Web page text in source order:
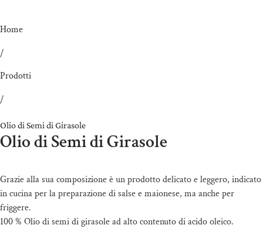
Home
/
Prodotti
/
Olio di Semi di Girasole
Olio di Semi di Girasole
Grazie alla sua composizione è un prodotto delicato e leggero, indicato
in cucina per la preparazione di salse e maionese, ma anche per
friggere.
100 % Olio di semi di girasole ad alto contenuto di acido oleico.